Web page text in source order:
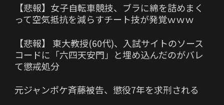
【悲報】女子自転車競技、ブラに綿を詰めまく
って空気抵抗を減らすチート技が発覚ｗｗｗ
【悲報】 東大教授(60代)、入試サイトのソース
コードに「六四天安門」と埋め込んだのがバレ
て懲戒処分
元ジャンポケ斉藤被告、懲役7年を求刑される